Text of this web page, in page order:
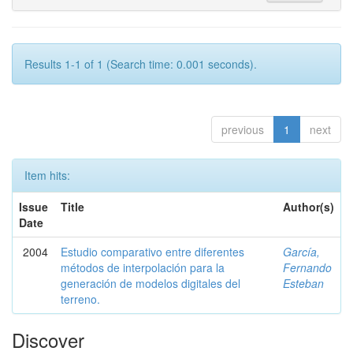
Results 1-1 of 1 (Search time: 0.001 seconds).
previous 1 next
Item hits:
Issue
Date
Title Author(s)
2004
Estudio comparativo entre diferentes
métodos de interpolación para la
generación de modelos digitales del
terreno.
García,
Fernando
Esteban
Discover